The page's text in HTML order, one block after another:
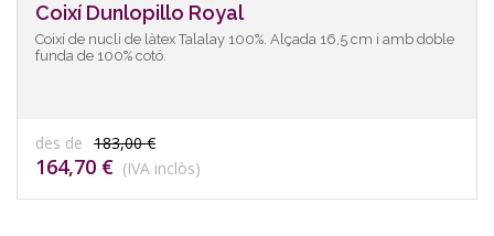
Coixí Dunlopillo Royal
Coixí de nucli de làtex Talalay 100%. Alçada 16,5 cm i amb doble
funda de 100% cotó.
des de 183,00 €
164,70 € (IVA inclòs)